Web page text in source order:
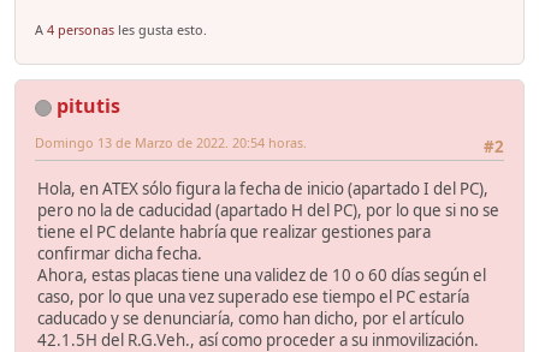
A 4 personas les gusta esto.
pitutis
#2
Domingo 13 de Marzo de 2022. 20:54 horas.
Hola, en ATEX sólo figura la fecha de inicio (apartado I del PC),
pero no la de caducidad (apartado H del PC), por lo que si no se
tiene el PC delante habría que realizar gestiones para
confirmar dicha fecha.
Ahora, estas placas tiene una validez de 10 o 60 días según el
caso, por lo que una vez superado ese tiempo el PC estaría
caducado y se denunciaría, como han dicho, por el artículo
42.1.5H del R.G.Veh., así como proceder a su inmovilización.